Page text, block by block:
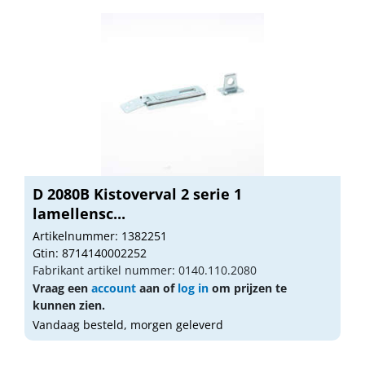
D 2080B Kistoverval 2 serie 1
lamellensc...
Artikelnummer: 1382251
Gtin: 8714140002252
Fabrikant artikel nummer: 0140.110.2080
Vraag een account aan of log in om prijzen te
kunnen zien.
Vandaag besteld, morgen geleverd